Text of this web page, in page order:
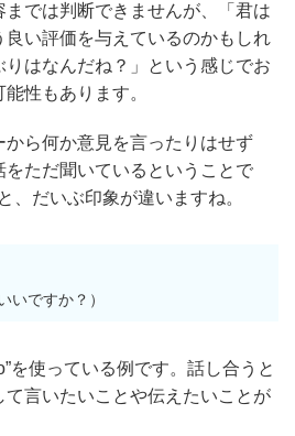
では判断できませんが、「君は
良い評価を与えているのかもしれ
はなんだね？」という感じでお
性もあります。
ら何か意見を言ったりはせず
ただ聞いているということで
、だいぶ印象が違いますね。
いですか？）
を使っている例です。話し合うと
言いたいことや伝えたいことが